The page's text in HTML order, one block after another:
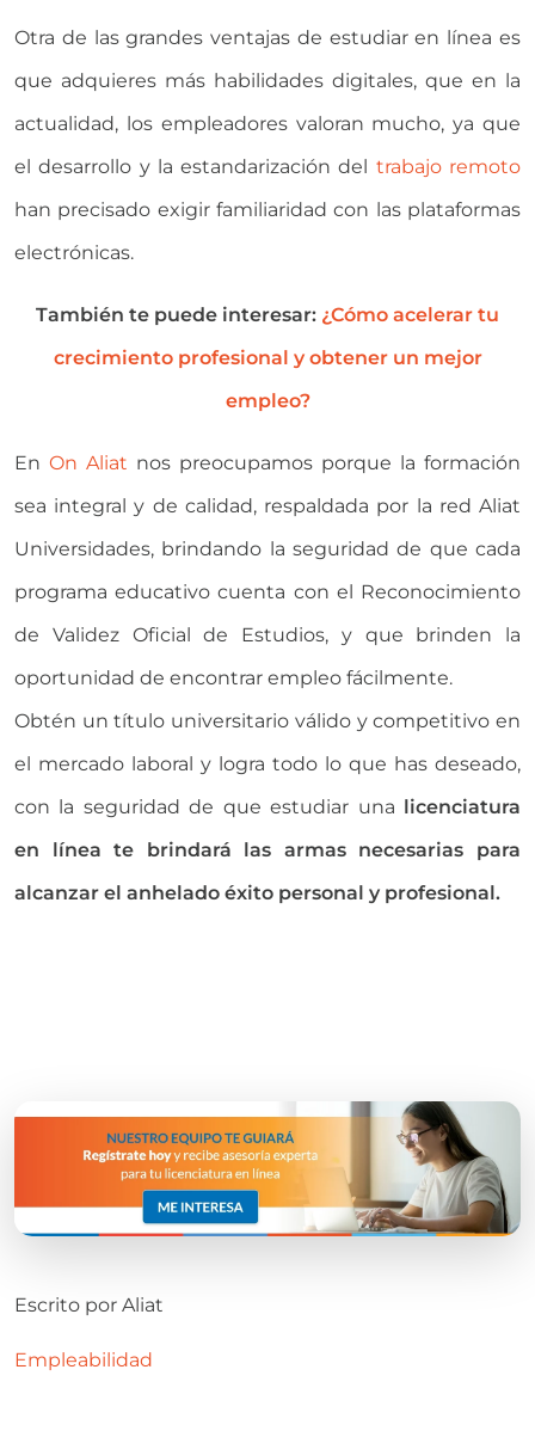
Otra de las grandes ventajas de estudiar en línea es
que adquieres más habilidades digitales, que en la
actualidad, los empleadores valoran mucho, ya que
el desarrollo y la estandarización del trabajo remoto
han precisado exigir familiaridad con las plataformas
electrónicas.
También te puede interesar: ¿Cómo acelerar tu
crecimiento profesional y obtener un mejor
empleo?
En On Aliat nos preocupamos porque la formación
sea integral y de calidad, respaldada por la red Aliat
Universidades, brindando la seguridad de que cada
programa educativo cuenta con el Reconocimiento
de Validez Oficial de Estudios, y que brinden la
oportunidad de encontrar empleo fácilmente.
Obtén un título universitario válido y competitivo en
el mercado laboral y logra todo lo que has deseado,
con la seguridad de que estudiar una licenciatura
en línea te brindará las armas necesarias para
alcanzar el anhelado éxito personal y profesional.
Escrito por Aliat
Empleabilidad